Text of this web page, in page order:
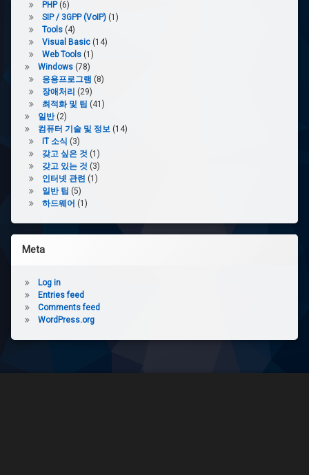
PHP(6)
SIP / 3GPP (VoIP)(1)
Tools(4)
Visual Basic(14)
Web Tools(1)
Windows(78)
응용프로그램 (8)
장애처리 (29)
최적화 및 팁 (41)
일반(2)
컴퓨터 기술 및 정보(14)
IT 소식 (3)
갖고 싶은 것 (1)
갖고 있는 것 (3)
인터넷 관련 (1)
일반 팁 (5)
하드웨어 (1)
Meta
Log in
Entries feed
Comments feed
WordPress.org